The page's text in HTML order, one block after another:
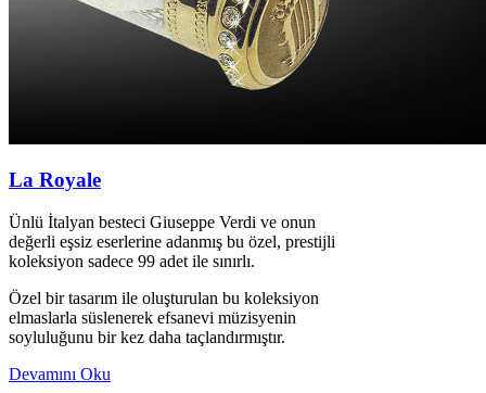
La Royale
Ünlü İtalyan besteci Giuseppe Verdi ve onun
değerli eşsiz eserlerine adanmış bu özel, prestijli
koleksiyon sadece 99 adet ile sınırlı.
Özel bir tasarım ile oluşturulan bu koleksiyon
elmaslarla süslenerek efsanevi müzisyenin
soyluluğunu bir kez daha taçlandırmıştır.
Devamını Oku